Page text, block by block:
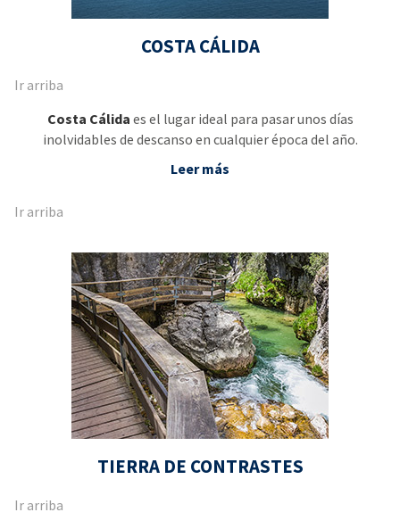
COSTA CÁLIDA
Ir arriba
Costa Cálida es el lugar ideal para pasar unos días
inolvidables de descanso en cualquier época del año.
Leer más
Ir arriba
TIERRA DE CONTRASTES
Ir arriba